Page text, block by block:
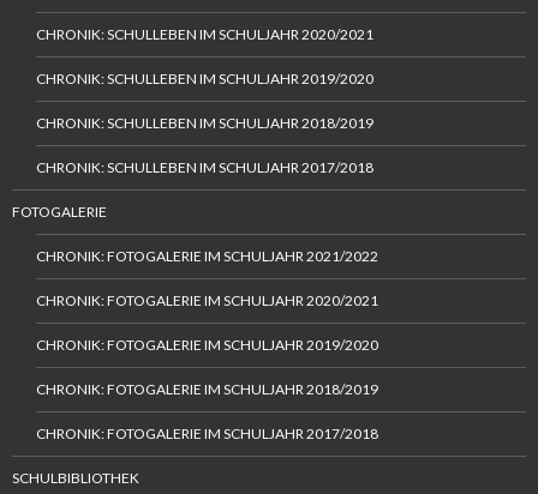
CHRONIK: SCHULLEBEN IM SCHULJAHR 2020/2021
CHRONIK: SCHULLEBEN IM SCHULJAHR 2019/2020
CHRONIK: SCHULLEBEN IM SCHULJAHR 2018/2019
CHRONIK: SCHULLEBEN IM SCHULJAHR 2017/2018
FOTOGALERIE
CHRONIK: FOTOGALERIE IM SCHULJAHR 2021/2022
CHRONIK: FOTOGALERIE IM SCHULJAHR 2020/2021
CHRONIK: FOTOGALERIE IM SCHULJAHR 2019/2020
CHRONIK: FOTOGALERIE IM SCHULJAHR 2018/2019
CHRONIK: FOTOGALERIE IM SCHULJAHR 2017/2018
SCHULBIBLIOTHEK